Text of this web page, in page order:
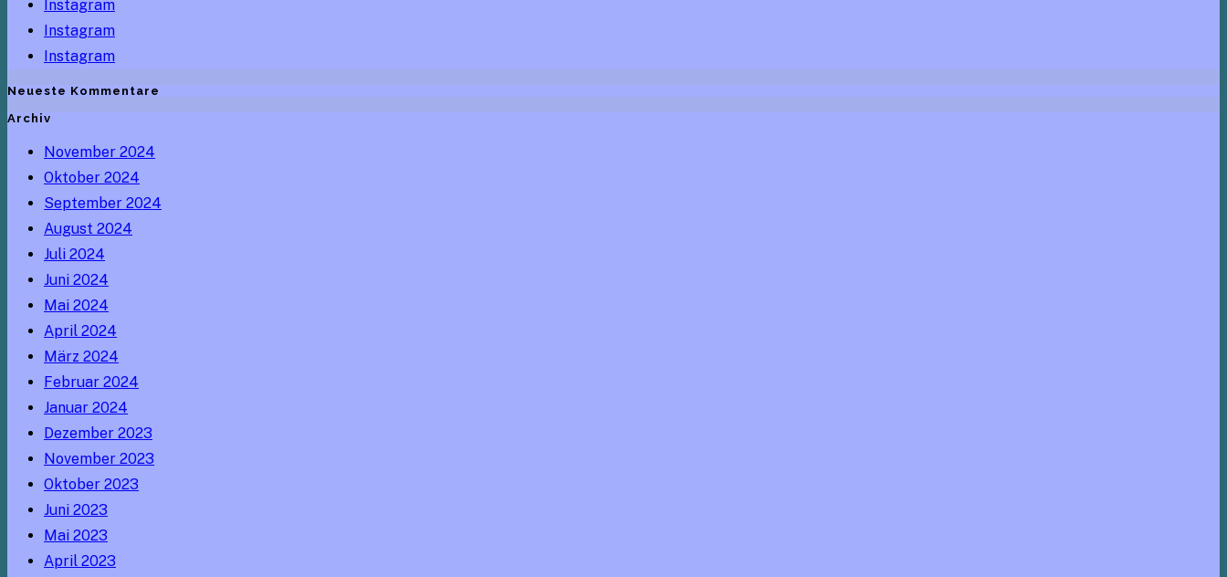
Instagram
Instagram
Instagram
Neueste Kommentare
Archiv
November 2024
Oktober 2024
September 2024
August 2024
Juli 2024
Juni 2024
Mai 2024
April 2024
März 2024
Februar 2024
Januar 2024
Dezember 2023
November 2023
Oktober 2023
Juni 2023
Mai 2023
April 2023